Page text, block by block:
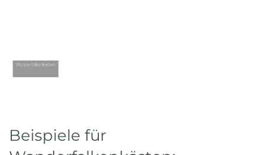
Beispiele für